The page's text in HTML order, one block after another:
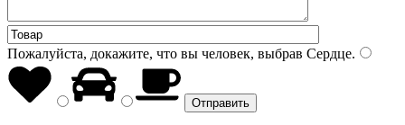
Пожалуйста, докажите, что вы человек, выбрав Сердце.